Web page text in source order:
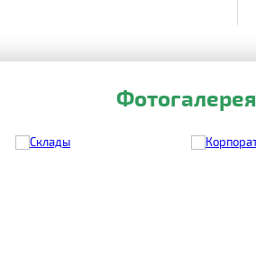
Фотогалерея